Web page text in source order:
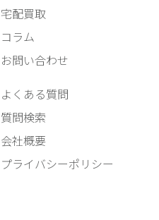
宅配買取
コラム
お問い合わせ
よくある質問
質問検索
会社概要
プライバシーポリシー